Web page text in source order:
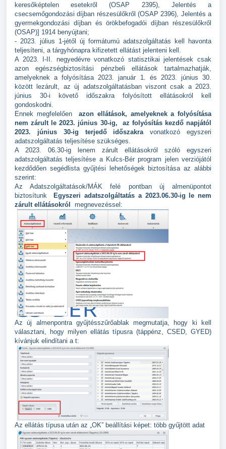
keresőképtelen esetekről (OSAP 2395), Jelentés a
csecsemőgondozási díjban részesülőkről (OSAP 2396), Jelentés a
gyermekgondozási díjban és örökbefogadói díjban részesülőkről
(OSAP)] 1914 benyújtani;
- 2023. július 1-jétől új formátumú adatszolgáltatás kell havonta
teljesíteni, a tárgyhónapra kifizetett ellátást jelenteni kell.
A 2023. I-II. negyedévre vonatkozó statisztikai jelentések csak
azon egészségbiztosítási pénzbeli ellátások tartalmazhatják,
amelyeknek a folyósítása 2023. január 1. és 2023. június 30.
között lezárult, az új adatszolgáltatásban viszont csak a 2023.
június 30-i követő időszakra folyósított ellátásokról kell
gondoskodni.
Ennek megfelelően
azon ellátások, amelyeknek a folyósítása
nem zárult le 2023. június 30-ig,
az folyósítás kezdő napjától
2023. június 30-ig terjedő időszakra vonatkozó egyszeri
adatszolgáltatás teljesítése szükséges.
A 2023. 06.30-ig lenem zárult ellátásokról szóló egyszeri
adatszolgáltatás teljesítése a Kulcs-Bér program jelen verziójától
kezdődően segédlista gyűjtési lehetőségek biztosítása az alábbi
szerint:
Az Adatszolgáltatások/MÁK felé pontban új almenüpontot
biztosítunk
Egyszeri adatszolgáltatás a 2023.06.30-ig le nem
zárult ellátásokról
megnevezéssel:
Az új almenpontra gyűjtésszűrőablak megmutatja, hogy ki kell
választani, hogy milyen ellátás típusra (táppénz, CSED, GYED)
kívánjuk elindítani a t:
Az ellátás típusa után az „OK” beállítási képet: több gyűjtött adat